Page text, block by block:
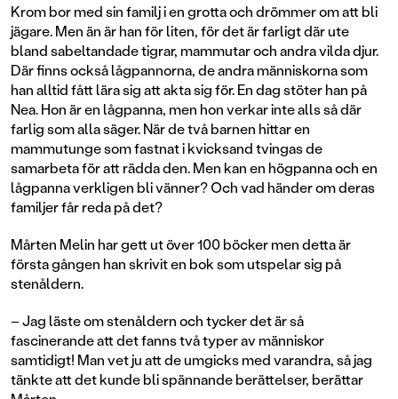
Krom bor med sin familj i en grotta och drömmer om att bli
jägare. Men än är han för liten, för det är farligt där ute
bland sabeltandade tigrar, mammutar och andra vilda djur.
Där finns också lågpannorna, de andra människorna som
han alltid fått lära sig att akta sig för. En dag stöter han på
Nea. Hon är en lågpanna, men hon verkar inte alls så där
farlig som alla säger. När de två barnen hittar en
mammutunge som fastnat i kvicksand tvingas de
samarbeta för att rädda den. Men kan en högpanna och en
lågpanna verkligen bli vänner? Och vad händer om deras
familjer får reda på det?
Mårten Melin har gett ut över 100 böcker men detta är
första gången han skrivit en bok som utspelar sig på
stenåldern.
– Jag läste om stenåldern och tycker det är så
fascinerande att det fanns två typer av människor
samtidigt! Man vet ju att de umgicks med varandra, så jag
tänkte att det kunde bli spännande berättelser, berättar